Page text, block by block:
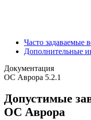
Часто задаваемые
Дополнительные
Документация
ОС Аврора 5.2.1
Допустимые
ОС Аврора